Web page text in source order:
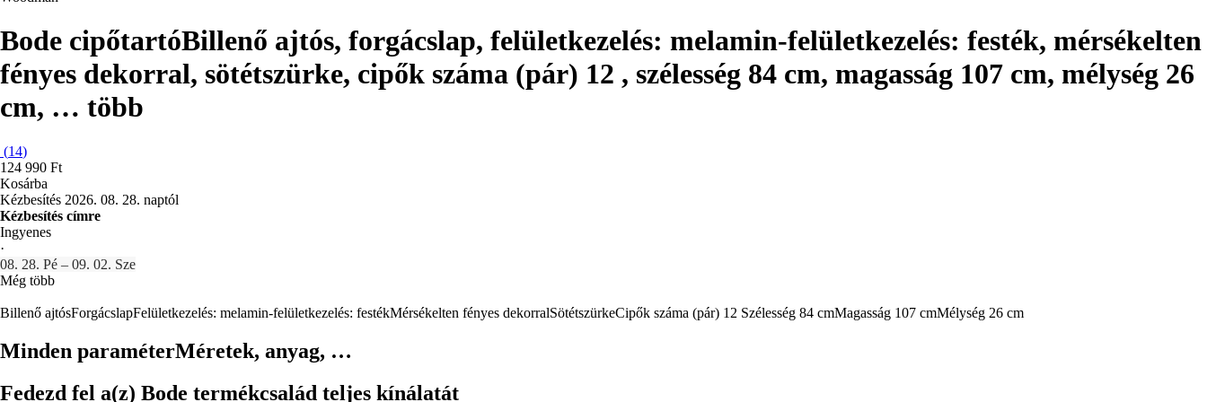
Bode cipőtartóBillenő ajtós, forgácslap, felületkezelés: melamin-felületkezelés: festék, mérsékelten
fényes dekorral, sötétszürke, cipők száma (pár) 12 , szélesség 84 cm, magasság 107 cm, mélység 26
cm, … több
(14)
124 990 Ft
Kosárba
Kézbesítés 2026. 08. 28. naptól
Kézbesítés címre
Ingyenes
·
08. 28. Pé – 09. 02. Sze
Még több
Billenő ajtósForgácslapFelületkezelés: melamin-felületkezelés: festékMérsékelten fényes dekorralSötétszürkeCipők száma (pár) 12 Szélesség 84 cmMagasság 107 cmMélység 26 cm
Minden paraméterMéretek, anyag, …
Fedezd fel a(z) Bode termékcsalád teljes kínálatát